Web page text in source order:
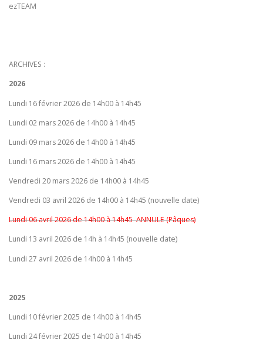
ezTEAM
ARCHIVES :
2026
Lundi 16 février 2026 de 14h00 à 14h45
Lundi 02 mars 2026 de 14h00 à 14h45
Lundi 09 mars 2026 de 14h00 à 14h45
Lundi 16 mars 2026 de 14h00 à 14h45
Vendredi 20 mars 2026 de 14h00 à 14h45
Vendredi 03 avril 2026 de 14h00 à 14h45 (nouvelle date)
Lundi 06 avril 2026 de 14h00 à 14h45 ANNULE (Pâques)
Lundi 13 avril 2026 de 14h à 14h45 (nouvelle date)
Lundi 27 avril 2026 de 14h00 à 14h45
2025
Lundi 10 février 2025 de 14h00 à 14h45
Lundi 24 février 2025 de 14h00 à 14h45